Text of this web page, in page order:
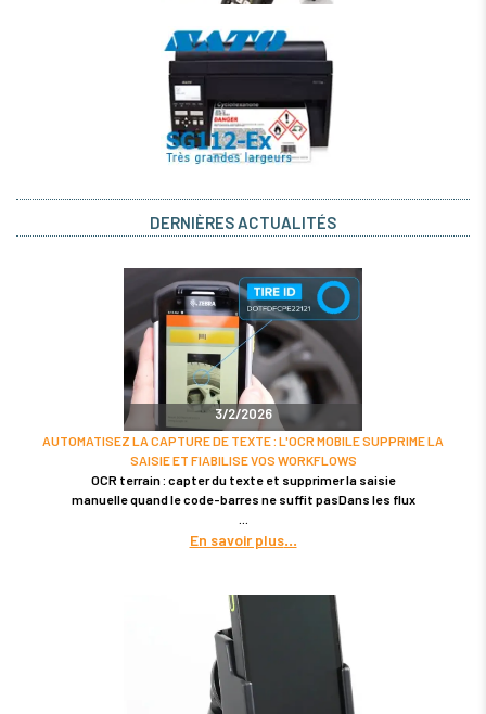
DERNIÈRES ACTUALITÉS
3/2/2026
AUTOMATISEZ LA CAPTURE DE TEXTE : L'OCR MOBILE SUPPRIME LA
SAISIE ET FIABILISE VOS WORKFLOWS
OCR terrain : capter du texte et supprimer la saisie
manuelle quand le code-barres ne suffit pasDans les flux
En savoir plus